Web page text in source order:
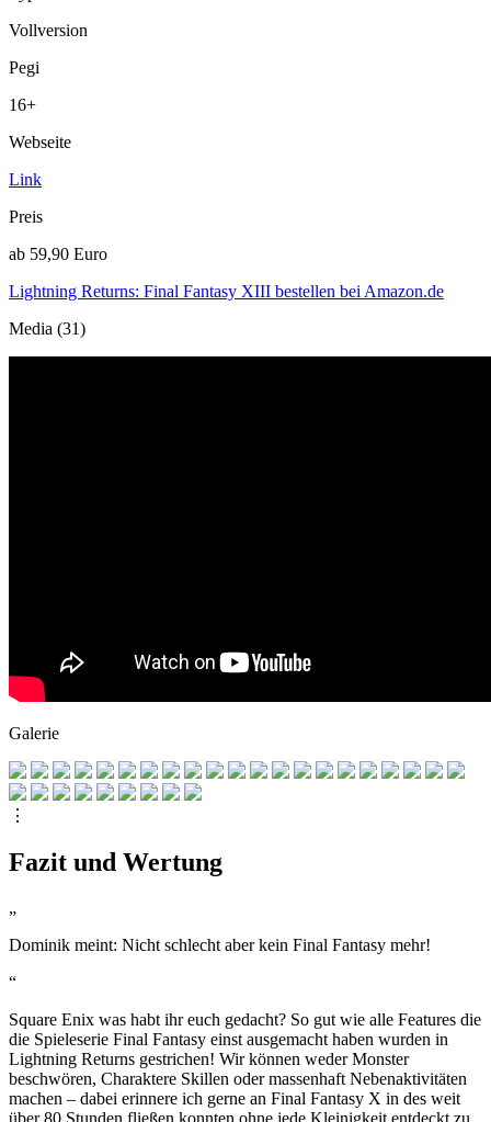
Vollversion
Pegi
16+
Webseite
Link
Preis
ab 59,90 Euro
Lightning Returns: Final Fantasy XIII bestellen bei Amazon.de
Media (31)
Galerie
⋮
Fazit und Wertung
„
Dominik meint: Nicht schlecht aber kein Final Fantasy mehr!
“
Square Enix was habt ihr euch gedacht? So gut wie alle Features die
die Spieleserie Final Fantasy einst ausgemacht haben wurden in
Lightning Returns gestrichen! Wir können weder Monster
beschwören, Charaktere Skillen oder massenhaft Nebenaktivitäten
machen – dabei erinnere ich gerne an Final Fantasy X in des weit